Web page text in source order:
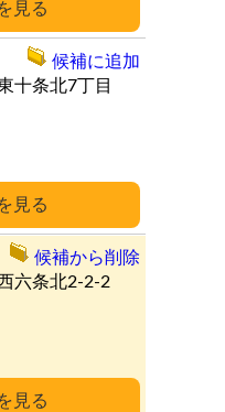
十条北7丁目
候補に追加
六条北2-2-2
候補から削除